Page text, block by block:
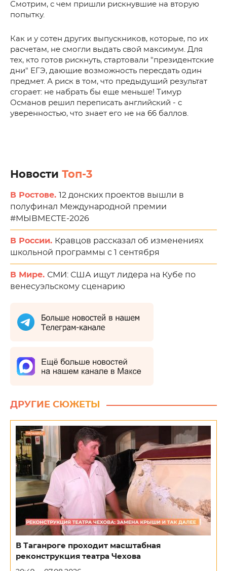
Смотрим, с чем пришли рискнувшие на вторую
попытку.
Как и у сотен других выпускников, которые, по их
расчетам, не смогли выдать свой максимум. Для
тех, кто готов рискнуть, стартовали "президентские
дни" ЕГЭ, дающие возможность пересдать один
предмет. А риск в том, что предыдущий результат
сгорает: не набрать бы еще меньше! Тимур
Османов решил переписать английский - с
уверенностью, что знает его не на 66 баллов.
Новости Топ-3
В Ростове. 12 донских проектов вышли в
полуфинал Международной премии
#МЫВМЕСТЕ-2026
В России. Кравцов рассказал об изменениях
школьной программы с 1 сентября
В Мире. СМИ: США ищут лидера на Кубе по
венесуэльскому сценарию
ДРУГИЕ СЮЖЕТЫ
В Таганроге проходит масштабная
реконструкция театра Чехова